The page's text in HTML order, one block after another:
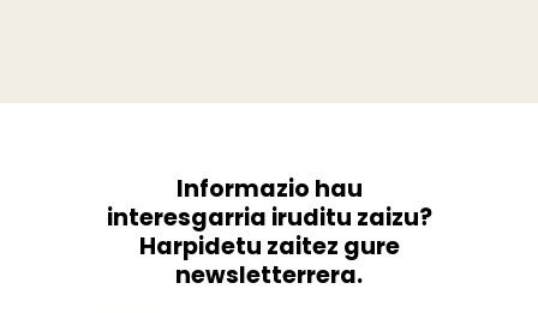
Informazio hau
interesgarria iruditu zaizu?
Harpidetu zaitez gure
newsletterrera.